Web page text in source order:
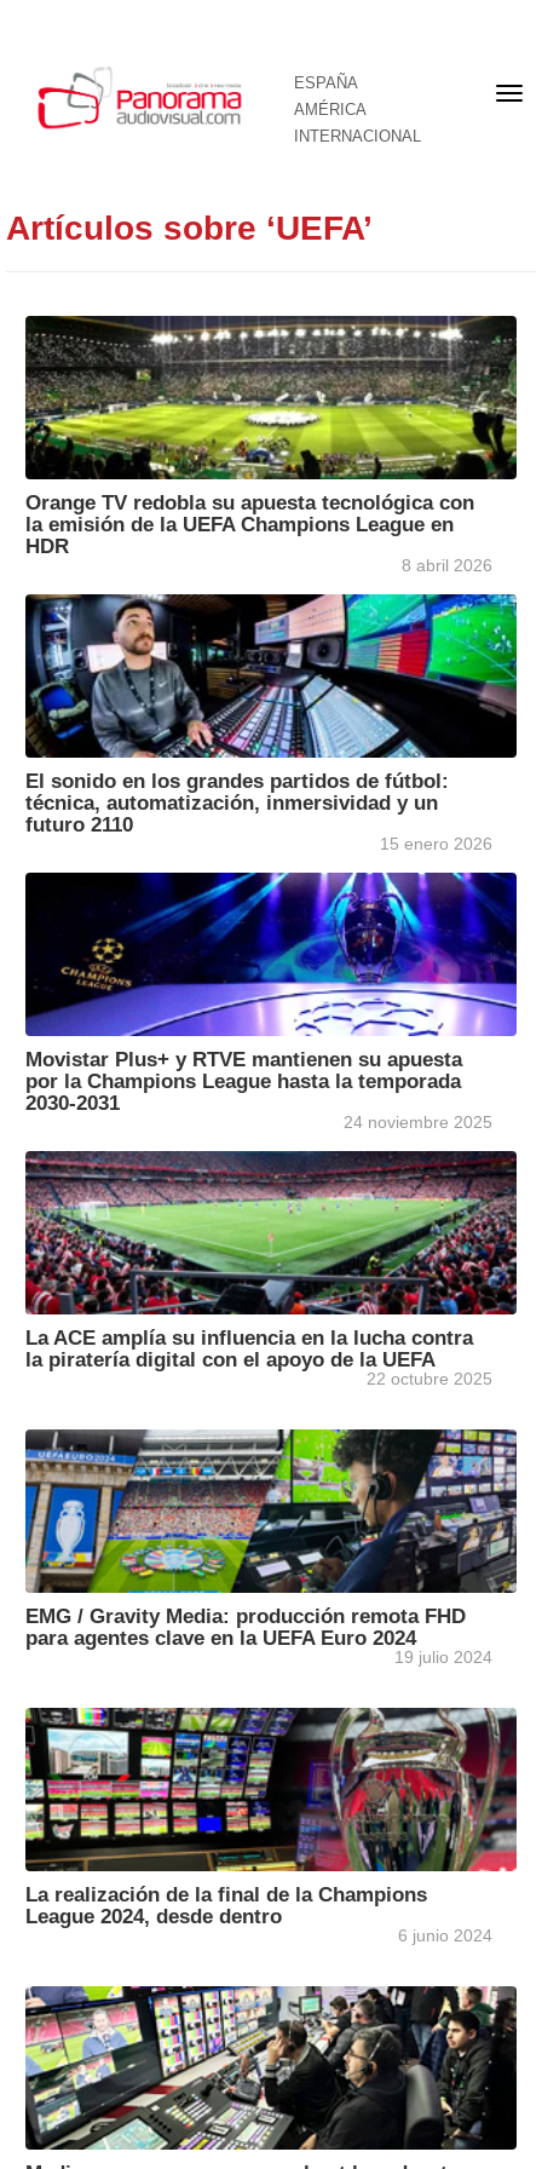
ESPAÑA
AMÉRICA
INTERNACIONAL
Artículos sobre ‘UEFA’
Orange TV redobla su apuesta tecnológica con
la emisión de la UEFA Champions League en
HDR
8 abril 2026
El sonido en los grandes partidos de fútbol:
técnica, automatización, inmersividad y un
futuro 2110
15 enero 2026
Movistar Plus+ y RTVE mantienen su apuesta
por la Champions League hasta la temporada
2030-2031
24 noviembre 2025
La ACE amplía su influencia en la lucha contra
la piratería digital con el apoyo de la UEFA
22 octubre 2025
EMG / Gravity Media: producción remota FHD
para agentes clave en la UEFA Euro 2024
19 julio 2024
La realización de la final de la Champions
League 2024, desde dentro
6 junio 2024